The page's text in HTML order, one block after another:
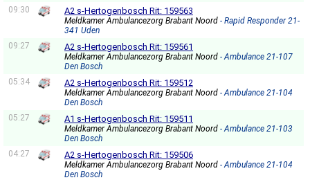
09:30
A2 s-Hertogenbosch Rit: 159563
Meldkamer Ambulancezorg Brabant Noord - Rapid Responder 21-
341 Uden
09:27
A2 s-Hertogenbosch Rit: 159561
Meldkamer Ambulancezorg Brabant Noord - Ambulance 21-107
Den Bosch
05:34
A2 s-Hertogenbosch Rit: 159512
Meldkamer Ambulancezorg Brabant Noord - Ambulance 21-104
Den Bosch
05:27
A1 s-Hertogenbosch Rit: 159511
Meldkamer Ambulancezorg Brabant Noord - Ambulance 21-103
Den Bosch
04:27
A2 s-Hertogenbosch Rit: 159506
Meldkamer Ambulancezorg Brabant Noord - Ambulance 21-104
Den Bosch